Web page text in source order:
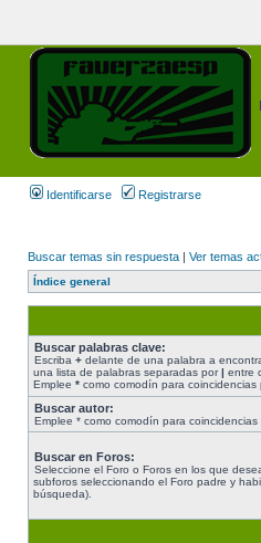
Identificarse Registrarse
Buscar temas sin respuesta | Ver temas
Índice general
Buscar palabras clave:
Escriba + delante de una palabra a
una lista de palabras separadas por| entre
Emplee * como comodín para coincidencias
Buscar autor:
Emplee * como comodín para coincidencias
Buscar en Foros:
Seleccione el Foro o Foros en los que
subforos seleccionando el Foro padre y
búsqueda).